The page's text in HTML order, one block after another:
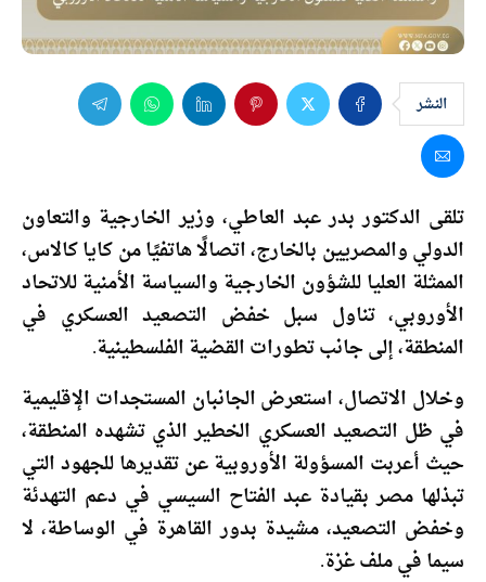
النشر
تلقى الدكتور بدر عبد العاطي، وزير الخارجية والتعاون
الدولي والمصريين بالخارج، اتصالًا هاتفيًا من كايا كالاس،
الممثلة العليا للشؤون الخارجية والسياسة الأمنية للاتحاد
الأوروبي، تناول سبل خفض التصعيد العسكري في
المنطقة، إلى جانب تطورات القضية الفلسطينية.
وخلال الاتصال، استعرض الجانبان المستجدات الإقليمية
في ظل التصعيد العسكري الخطير الذي تشهده المنطقة،
حيث أعربت المسؤولة الأوروبية عن تقديرها للجهود التي
تبذلها مصر بقيادة عبد الفتاح السيسي في دعم التهدئة
وخفض التصعيد، مشيدة بدور القاهرة في الوساطة، لا
سيما في ملف غزة.